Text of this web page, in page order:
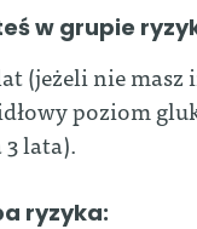
w grupie
(jeżeli nie
poziom
lata).
ryzyka: